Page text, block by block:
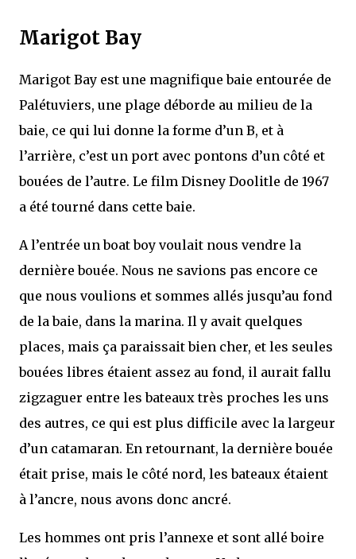
Marigot Bay
Marigot Bay est une magnifique baie entourée de
Palétuviers, une plage déborde au milieu de la
baie, ce qui lui donne la forme d’un B, et à
l’arrière, c’est un port avec pontons d’un côté et
bouées de l’autre. Le film Disney Doolitle de 1967
a été tourné dans cette baie.
A l’entrée un boat boy voulait nous vendre la
dernière bouée. Nous ne savions pas encore ce
que nous voulions et sommes allés jusqu’au fond
de la baie, dans la marina. Il y avait quelques
places, mais ça paraissait bien cher, et les seules
bouées libres étaient assez au fond, il aurait fallu
zigzaguer entre les bateaux très proches les uns
des autres, ce qui est plus difficile avec la largeur
d’un catamaran. En retournant, la dernière bouée
était prise, mais le côté nord, les bateaux étaient
à l’ancre, nous avons donc ancré.
Les hommes ont pris l’annexe et sont allé boire